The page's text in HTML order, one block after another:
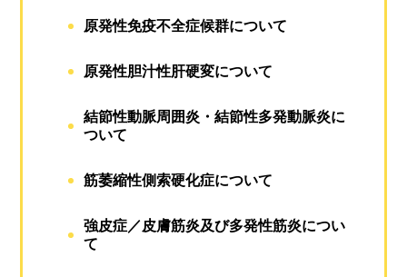
原発性免疫不全症候群について
原発性胆汁性肝硬変について
結節性動脈周囲炎・結節性多発動脈炎に
ついて
筋萎縮性側索硬化症について
強皮症／皮膚筋炎及び多発性筋炎につい
て